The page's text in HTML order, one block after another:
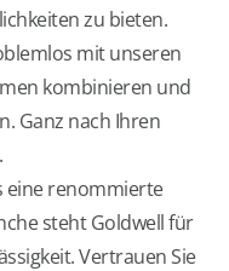
zu bieten.
mit unseren
kombinieren und
Ganz nach Ihren
eine renommierte
steht Goldwell für
Vertrauen Sie